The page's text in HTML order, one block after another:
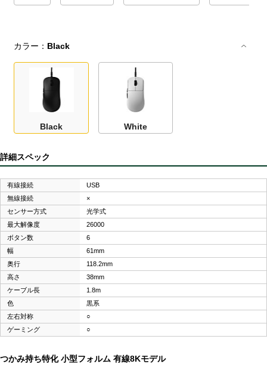
カラー： Black
Black White
詳細スペック
有線接続
USB
無線接続
×
センサー方式
光学式
最大解像度
26000
ボタン数
6
幅
61mm
奥行
118.2mm
高さ
38mm
ケーブル長
1.8m
色
黒系
左右対称
○
ゲーミング
○
つかみ持ち特化 小型フォルム 有線8Kモデル